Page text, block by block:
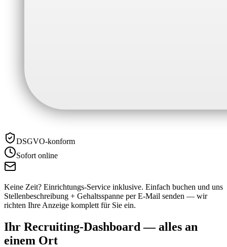
DSGVO-konform
Sofort online
Keine Zeit? Einrichtungs-Service inklusive. Einfach buchen und uns
Stellenbeschreibung + Gehaltsspanne per E-Mail senden — wir
richten Ihre Anzeige komplett für Sie ein.
Ihr Recruiting-Dashboard — alles an
einem Ort